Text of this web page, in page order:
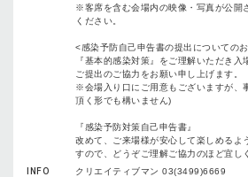
※客席を含む会場内の映像・写真が公開
ください。
<感染予防自己申告書の提出についての
『基本的感染対策』をご理解いただき入
ご提出のご協力をお願い申し上げます。
※会場入り口にご用意もございますが、
頂く形でも構いません)
『感染予防対策自己申告書』
改めて、ご来場様が安心して楽しめるよ
すので、どうぞご理解ご協力のほど宜し
INFO
クリエイティブマン 03(3499)6669